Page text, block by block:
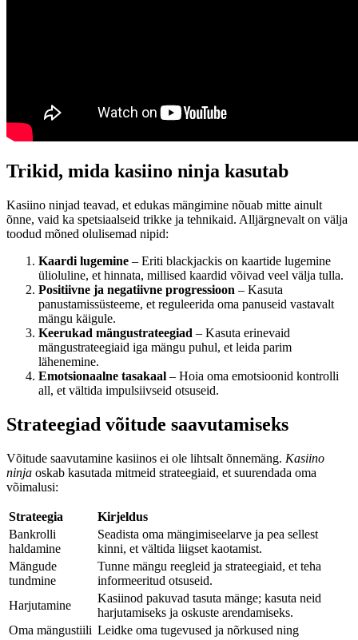
Trikid, mida kasiino ninja kasutab
Kasiino ninjad teavad, et edukas mängimine nõuab mitte ainult
õnne, vaid ka spetsiaalseid trikke ja tehnikaid. Alljärgnevalt on välja
toodud mõned olulisemad nipid:
Kaardi lugemine – Eriti blackjackis on kaartide lugemine
ülioluline, et hinnata, millised kaardid võivad veel välja tulla.
Positiivne ja negatiivne progressioon – Kasuta
panustamissüsteeme, et reguleerida oma panuseid vastavalt
mängu käigule.
Keerukad mängustrateegiad – Kasuta erinevaid
mängustrateegiaid iga mängu puhul, et leida parim
lähenemine.
Emotsionaalne tasakaal – Hoia oma emotsioonid kontrolli
all, et vältida impulsiivseid otsuseid.
Strateegiad võitude saavutamiseks
Võitude saavutamine kasiinos ei ole lihtsalt õnnemäng. Kasiino
ninja oskab kasutada mitmeid strateegiaid, et suurendada oma
võimalusi:
Strateegia
Kirjeldus
Bankrolli
haldamine
Seadista oma mängimiseelarve ja pea sellest
kinni, et vältida liigset kaotamist.
Mängude
tundmine
Tunne mängu reegleid ja strateegiaid, et teha
informeeritud otsuseid.
Harjutamine
Kasiinod pakuvad tasuta mänge; kasuta neid
harjutamiseks ja oskuste arendamiseks.
Oma mängustiili Leidke oma tugevused ja nõrkused ning